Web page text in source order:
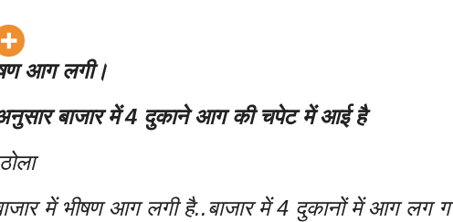
आग लगी।
अनुसार बाजार में 4 दुकाने आग की चपेट में आई है
में भीषण आग लगी है..बाजार में 4 दुकानों में आग लग